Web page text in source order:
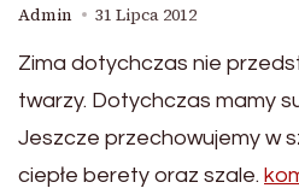
Admin 31 Lipca 2012
Zima dotychczas nie
twarzy. Dotychczas mamy
Jeszcze przechowujemy w
ciepłe berety oraz szale.